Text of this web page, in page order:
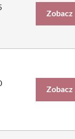
Zobacz
Zobacz